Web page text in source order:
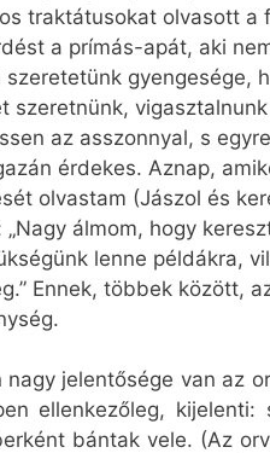
traktátusokat olvasott
a prímás-apát, aki
gyengesége,
szeretnünk,
az asszonnyal, s
érdekes. Aznap,
olvastam (Jászol és
álmom, hogy
lenne példákra,
Ennek, többek között,
jelentősége van az
ellenkezőleg,
bántak vele. (Az